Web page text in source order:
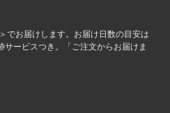
でお届けします。お届け日数の目安は
ービスつき。「ご注文からお届けま